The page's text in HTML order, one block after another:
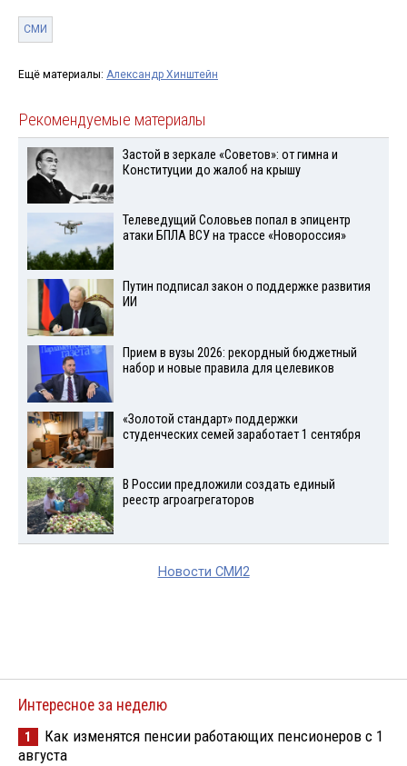
СМИ
Ещё материалы: Александр Хинштейн
Рекомендуемые материалы
Застой в зеркале «Советов»: от гимна и
Конституции до жалоб на крышу
Телеведущий Соловьев попал в эпицентр
атаки БПЛА ВСУ на трассе «Новороссия»
Путин подписал закон о поддержке развития
ИИ
Прием в вузы 2026: рекордный бюджетный
набор и новые правила для целевиков
«Золотой стандарт» поддержки
студенческих семей заработает 1 сентября
В России предложили создать единый
реестр агроагрегаторов
Новости СМИ2
Интересное за неделю
1
Как изменятся пенсии работающих пенсионеров с 1
августа